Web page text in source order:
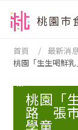
首頁
最新消
桃園「生生喝鮮
:::
桃園「
路 張
學童